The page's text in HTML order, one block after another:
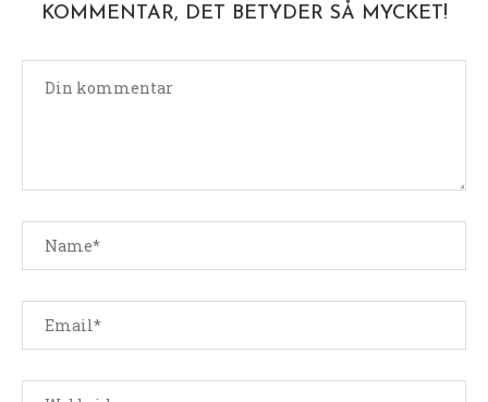
KOMMENTAR, DET BETYDER SÅ MYCKET!